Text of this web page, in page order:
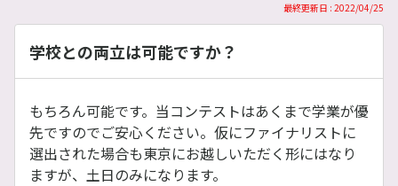
最終更新日 : 2022/04/25
学校との両立は可能ですか？
もちろん可能です。当コンテストはあくまで学業が優
先ですのでご安心ください。仮にファイナリストに
選出された場合も東京にお越しいただく形にはなり
ますが、土日のみになります。